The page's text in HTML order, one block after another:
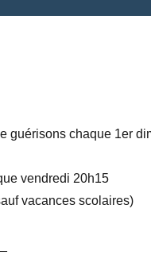
guérisons chaque 1er
vendredi 20h15
vacances scolaires)